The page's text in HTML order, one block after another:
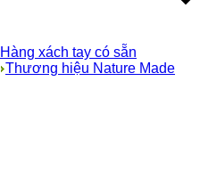
Hàng xách tay có sẵn
Thương hiệu Nature Made